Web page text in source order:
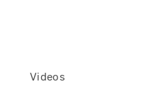
Videos